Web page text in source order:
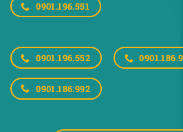
0901.196.551
0901.196.552
0901.186.992